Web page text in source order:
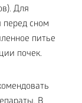
Для
перед сном
питье
почек.